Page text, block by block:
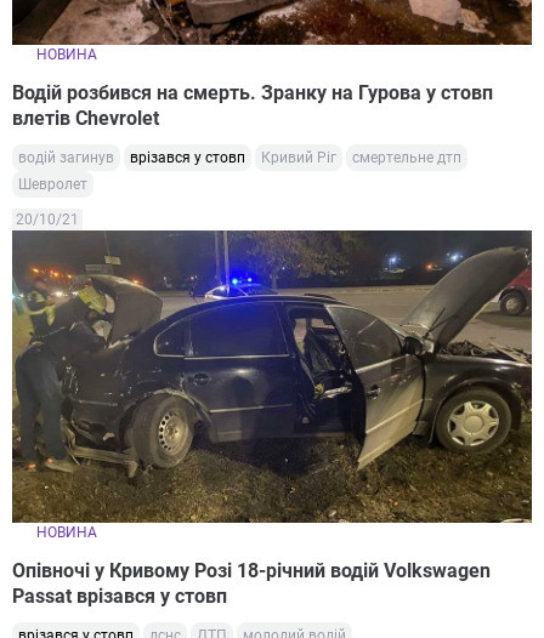
НОВИНА
Водій розбився на смерть. Зранку на Гурова у стовп
влетів Chevrolet
водій загинув врізався у стовп Кривий Ріг
смертельне дтп
Шевролет
20/10/21
НОВИНА
Опівночі у Кривому Розі 18-річний водій Volkswagen
Passat врізався у стовп